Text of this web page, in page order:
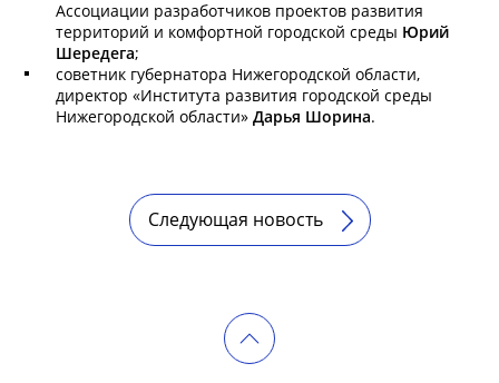
Ассоциации разработчиков проектов развития
территорий и комфортной городской среды Юрий
Шередега;
советник губернатора Нижегородской области,
директор «Института развития городской среды
Нижегородской области» Дарья Шорина.
Следующая новость